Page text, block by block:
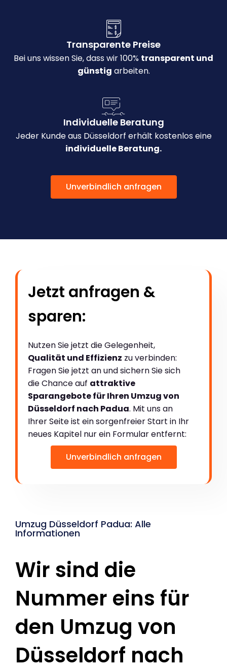
Transparente Preise
Bei uns wissen Sie, dass wir 100% transparent und
günstig arbeiten.
Individuelle Beratung
Jeder Kunde aus Düsseldorf erhält kostenlos eine
individuelle Beratung.
Unverbindlich anfragen
Jetzt anfragen &
sparen:
Nutzen Sie jetzt die Gelegenheit,
Qualität und Effizienz zu verbinden:
Fragen Sie jetzt an und sichern Sie sich
die Chance auf attraktive
Sparangebote für Ihren Umzug von
Düsseldorf nach Padua. Mit uns an
Ihrer Seite ist ein sorgenfreier Start in Ihr
neues Kapitel nur ein Formular entfernt:
Unverbindlich anfragen
Umzug Düsseldorf Padua: Alle
Informationen
Wir sind die
Nummer eins für
den Umzug von
Düsseldorf nach